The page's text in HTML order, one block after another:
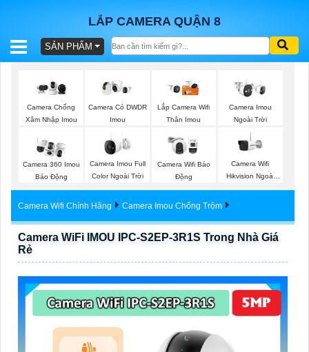
LẮP CAMERA QUẬN 8
BÁO
TRỌN
GÓI
SẢN
TƯ
VẤN
LẮP
ĐẶT
SẢN PHẨM
Camera Chống
Xâm Nhập Imou
Camera Có DWDR
Imou
Lắp Camera Wifi
Thân Imou
Camera Imou
Ngoài Trời
Camera 360 Imou
Báo Động
Camera Imou Full
Color Ngoài Trời
Camera Wifi Báo
Động
Camera Wifi
Hikvision Ngoài
Trời
Camera Wifi Chính Hãng Camera Imou Chống Trộm
Camera WiFi IMOU IPC-S2EP-3R1S Trong Nhà Giá
Rẻ